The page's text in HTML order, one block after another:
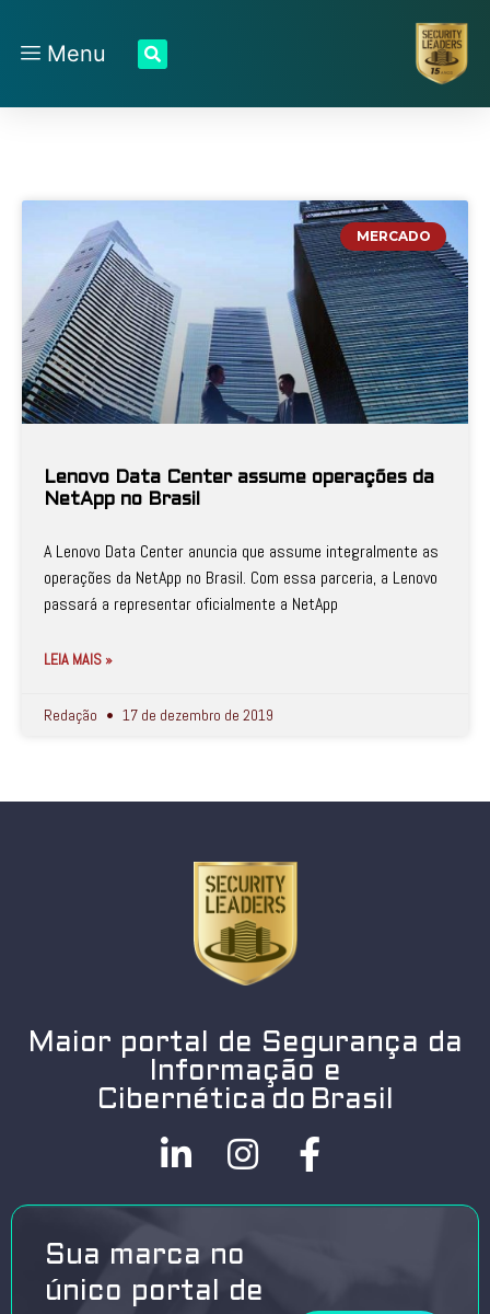
Menu
MERCADO
Lenovo Data Center assume operações da
NetApp no Brasil
A Lenovo Data Center anuncia que assume integralmente as
operações da NetApp no Brasil. Com essa parceria, a Lenovo
passará a representar oficialmente a NetApp
LEIA MAIS »
Redação 17 de dezembro de 2019
Maior portal de Segurança da
Informação e
Cibernética do Brasil
Sua marca no
único portal de